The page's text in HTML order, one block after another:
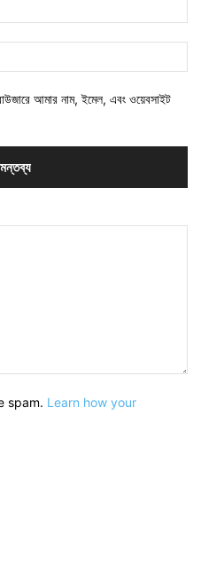
আমার নাম, ইমেল, এবং ওয়েবসাইট
spam. Learn how your